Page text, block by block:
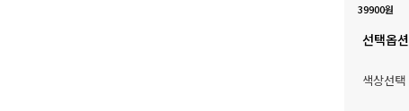
39900원
선택옵션
색상선택